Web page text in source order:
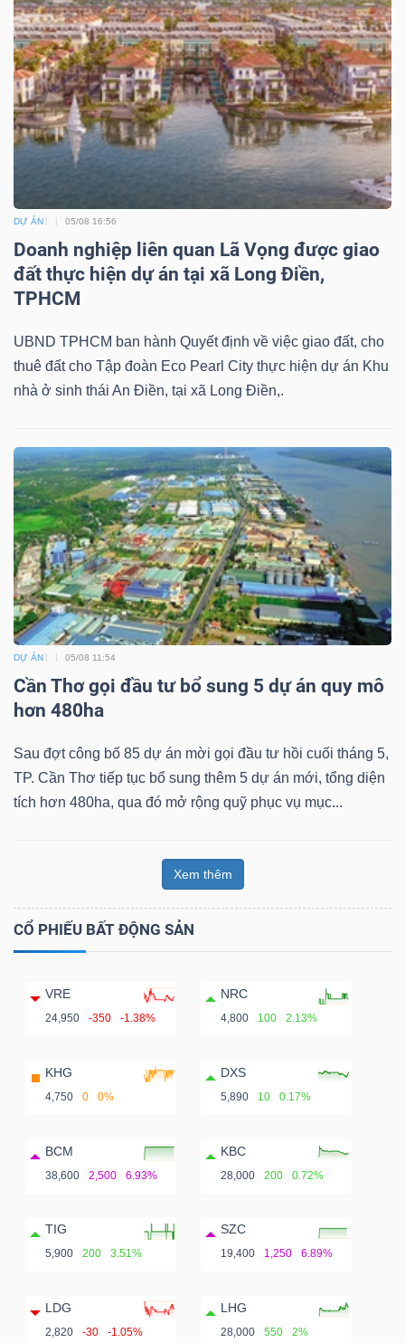
DỰ ÁN 05/08 16:56
Doanh nghiệp liên quan Lã Vọng được giao
đất thực hiện dự án tại xã Long Điền,
TPHCM
UBND TPHCM ban hành Quyết định về việc giao đất, cho
thuê đất cho Tập đoàn Eco Pearl City thực hiện dự án Khu
nhà ở sinh thái An Điền, tại xã Long Điền,.
DỰ ÁN 05/08 11:54
Cần Thơ gọi đầu tư bổ sung 5 dự án quy mô
hơn 480ha
Sau đợt công bố 85 dự án mời gọi đầu tư hồi cuối tháng 5,
TP. Cần Thơ tiếp tục bổ sung thêm 5 dự án mới, tổng diện
tích hơn 480ha, qua đó mở rộng quỹ phục vụ mục...
Xem thêm
CỔ PHIẾU BẤT ĐỘNG SẢN
VRE
24,950 -350 -1.38%
NRC
4,800 100 2.13%
KHG
4,750 0 0%
DXS
5,890 10 0.17%
BCM
38,600 2,500 6.93%
KBC
28,000 200 0.72%
TIG
5,900 200 3.51%
SZC
19,400 1,250 6.89%
LDG
2,820 -30 -1.05%
LHG
28,000 550 2%